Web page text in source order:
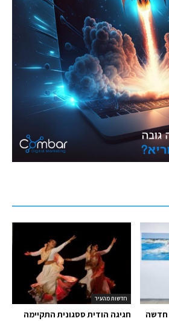
חדשות מהעיר
חגיגה הודית ססגונית התקיימה
חדשה